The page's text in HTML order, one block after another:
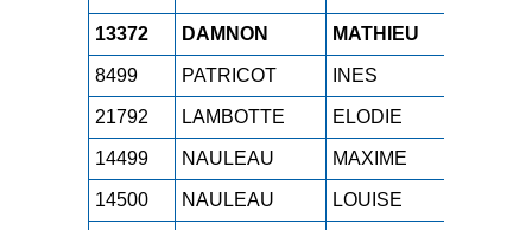
13372 DAMNON MATHIEU
8499 PATRICOT INES
21792 LAMBOTTE ELODIE
14499 NAULEAU MAXIME
14500 NAULEAU LOUISE